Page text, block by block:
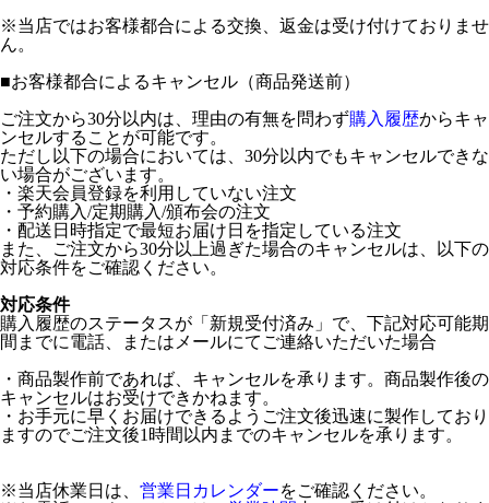
※当店ではお客様都合による交換、返金は受け付けておりませ
ん。
■お客様都合によるキャンセル（商品発送前）
ご注文から30分以内は、理由の有無を問わず購入履歴からキャ
ンセルすることが可能です。
ただし以下の場合においては、30分以内でもキャンセルできな
い場合がございます。
・楽天会員登録を利用していない注文
・予約購入/定期購入/頒布会の注文
・配送日時指定で最短お届け日を指定している注文
また、ご注文から30分以上過ぎた場合のキャンセルは、以下の
対応条件をご確認ください。
対応条件
購入履歴のステータスが「新規受付済み」で、下記対応可能期
間までに電話、またはメールにてご連絡いただいた場合
・商品製作前であれば、キャンセルを承ります。商品製作後の
キャンセルはお受けできかねます。
・お手元に早くお届けできるようご注文後迅速に製作しており
ますのでご注文後1時間以内までのキャンセルを承ります。
※当店休業日は、 営業日カレンダーをご確認ください。